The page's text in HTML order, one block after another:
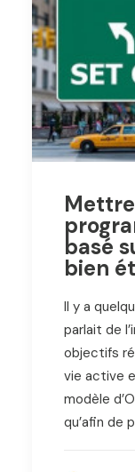
basé
bien
Il y a
parlait de
objectifs
vie active
modèle
qu’afin de